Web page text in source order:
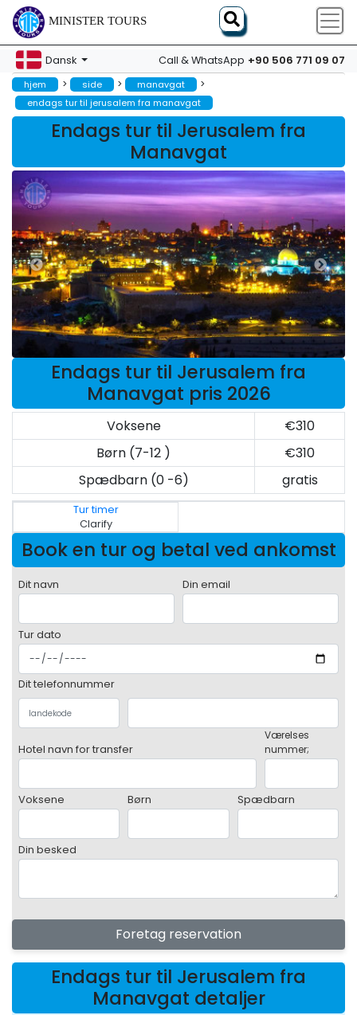
MINISTER TOURS
Dansk Call & WhatsApp +90 506 771 09 07
hjem > side > manavgat >
endags tur til jerusalem fra manavgat
Endags tur til Jerusalem fra
Manavgat
Endags tur til Jerusalem fra
Manavgat pris 2026
Voksene
€310
Børn (7-12 )
€310
Spædbarn (0 -6)
gratis
Tur timer
Clarify
Book en tur og betal ved ankomst
Dit navn Din email
Tur dato
Dit telefonnummer
Hotel navn for transfer
Værelses
nummer;
Voksene Børn Spædbarn
Din besked
Foretag reservation
Endags tur til Jerusalem fra
Manavgat detaljer